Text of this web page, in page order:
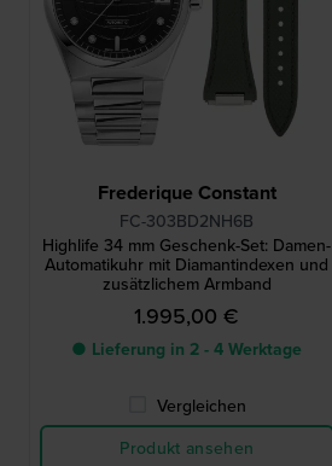
Frederique Constant
FC-303BD2NH6B
Highlife 34 mm Geschenk-Set: Damen-
Automatikuhr mit Diamantindexen und
zusätzlichem Armband
1.995,00 €
● Lieferung in 2 - 4 Werktage
Vergleichen
Produkt ansehen